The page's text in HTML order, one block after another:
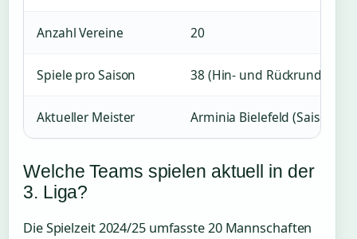
Anzahl Vereine 20
Spiele pro Saison 38 (Hin- und Rückrunde)
Aktueller Meister Arminia Bielefeld (Saison
Welche Teams spielen aktuell in der
3. Liga?
Die Spielzeit 2024/25 umfasste 20 Mannschaften